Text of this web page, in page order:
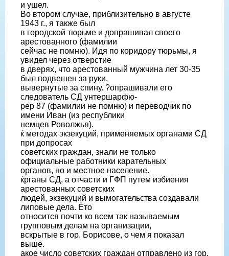
и ушел.
Во втором случае, приблизительно в августе
1943 г., я также был
в городской тюрьме и допрашивал своего
арестованного (фамилии
сейчас не помню). Идя по коридору тюрьмы, я
увидел через отверстие
в дверях, что арестованный мужчина лет 30-35
был подвешен за руки,
вывернутые за спину. ?опрашивали его
следователь СД унтершарфю-
рер 87 (фамилии не помню) и переводчик по
имени Иван (из республики
немцев Роволжья).
ќ методах экзекуций, применяемых органами СД
при допросах
советских граждан, знали не только
официальные работники карательных
органов, но и местное население.
ќрганы СД, а отчасти и ГФП путем избиения
арестованных советских
людей, экзекуций и вымогательства создавали
липовые дела. Ёто
относится почти ко всем так называемым
групповым делам на организации,
вскрытые в гор. Борисове, о чем я показал
выше.
акое число советских граждан отправлено из гор.